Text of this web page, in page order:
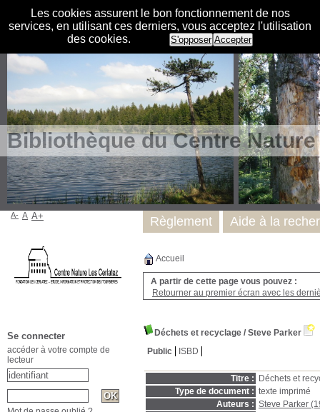
Les cookies assurent le bon fonctionnement de nos
services, en utilisant ces derniers, vous acceptez l'utilisation
des cookies.
S'opposer Accepter
Bibliothèque du Centre
Accueil
A partir de cette page vous pouvez :
Retourner au premier écran avec les
Déchets et recyclage / Steve Parker
Public
ISBD
Titre :
Déchets et
Type de document : texte imprimé
Auteurs : Steve Parker
Règlement Aide à la
A- A A+
Se connecter
accéder à votre compte de
lecteur